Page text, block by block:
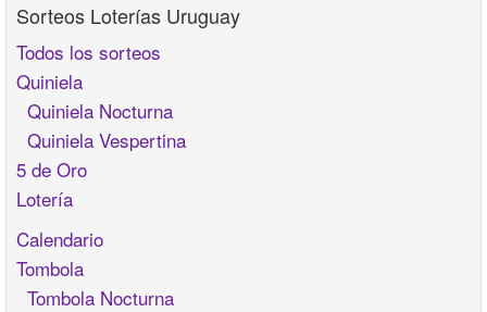
Sorteos Loterías Uruguay
Todos los sorteos
Quiniela
Quiniela Nocturna
Quiniela Vespertina
5 de Oro
Lotería
Calendario
Tombola
Tombola Nocturna